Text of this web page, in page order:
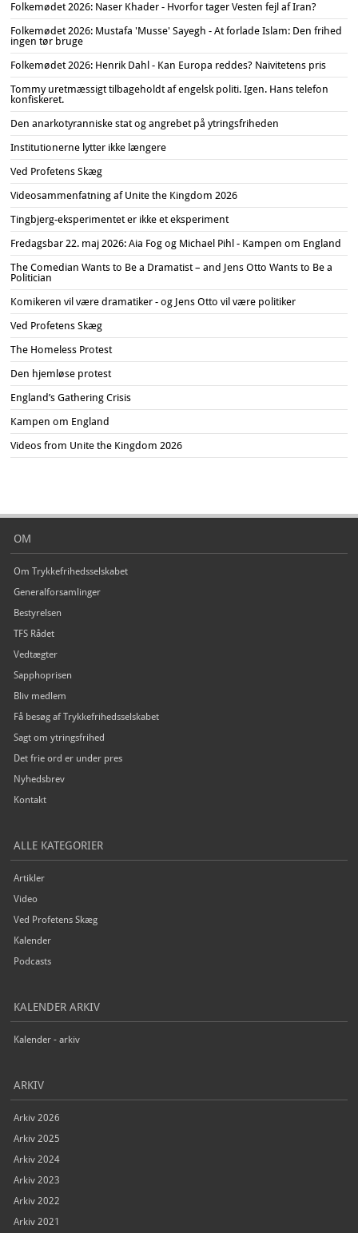
Folkemødet 2026: Naser Khader - Hvorfor tager Vesten fejl af Iran?
Folkemødet 2026: Mustafa 'Musse' Sayegh - At forlade Islam: Den frihed
ingen tør bruge
Folkemødet 2026: Henrik Dahl - Kan Europa reddes? Naivitetens pris
Tommy uretmæssigt tilbageholdt af engelsk politi. Igen. Hans telefon
konfiskeret.
Den anarkotyranniske stat og angrebet på ytringsfriheden
Institutionerne lytter ikke længere
Ved Profetens Skæg
Videosammenfatning af Unite the Kingdom 2026
Tingbjerg-eksperimentet er ikke et eksperiment
Fredagsbar 22. maj 2026: Aia Fog og Michael Pihl - Kampen om England
The Comedian Wants to Be a Dramatist – and Jens Otto Wants to Be a
Politician
Komikeren vil være dramatiker - og Jens Otto vil være politiker
Ved Profetens Skæg
The Homeless Protest
Den hjemløse protest
England’s Gathering Crisis
Kampen om England
Videos from Unite the Kingdom 2026
OM
Om Trykkefrihedsselskabet
Generalforsamlinger
Bestyrelsen
TFS Rådet
Vedtægter
Sapphoprisen
Bliv medlem
Få besøg af Trykkefrihedsselskabet
Sagt om ytringsfrihed
Det frie ord er under pres
Nyhedsbrev
Kontakt
ALLE KATEGORIER
Artikler
Video
Ved Profetens Skæg
Kalender
Podcasts
KALENDER ARKIV
Kalender - arkiv
ARKIV
Arkiv 2026
Arkiv 2025
Arkiv 2024
Arkiv 2023
Arkiv 2022
Arkiv 2021